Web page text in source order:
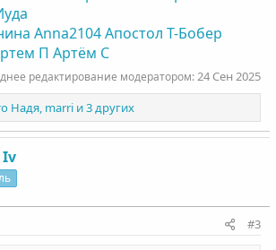
Anna2104Апостол Т-Бобер
П Артём С
редактирование модератором:24 Сен 2025
Надя, marriи 3 других
#3